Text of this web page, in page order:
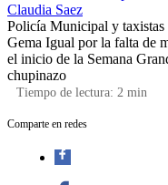
Claudia Saez
Policía Municipal y
Gema Igual por la falta de
el inicio de la Semana
chupinazo
Tiempo de lectura: 2 min
Comparte en redes